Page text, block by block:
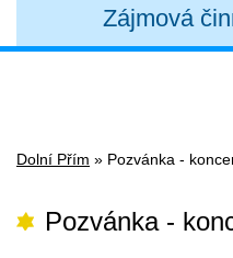
Zájmová
Dolní Přím » Pozvánka -
Pozvánka -